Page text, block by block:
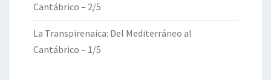
Cantábrico – 2/5
La Transpirenaica: Del Mediterráneo al
Cantábrico – 1/5